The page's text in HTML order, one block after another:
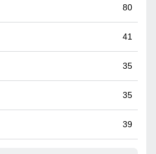
от различных внешних
80
41
35
35
39